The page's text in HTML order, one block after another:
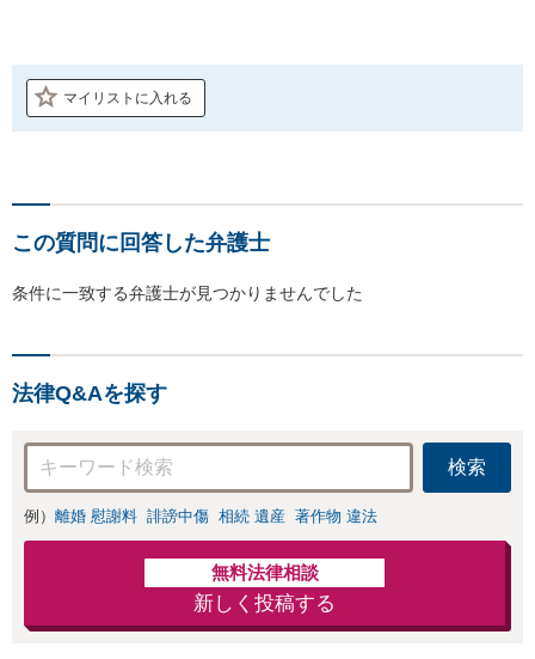
マイリストに入れる
この質問に回答した弁護士
条件に一致する弁護士が見つかりませんでした
法律Q&Aを探す
検索
例） 離婚 慰謝料 誹謗中傷 相続 遺産 著作物 違法
無料法律相談
新しく投稿する